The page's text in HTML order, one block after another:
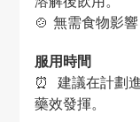
🍲 無需食物影
服用時間
⏰ 建議在計劃
藥效發揮。